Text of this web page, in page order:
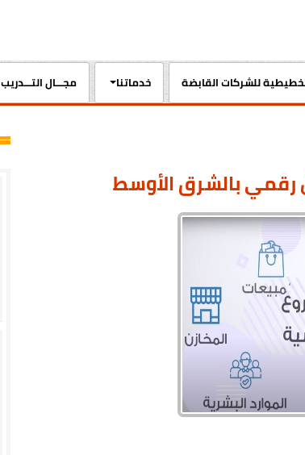
للشركات القابضة خدماتنا مجـــال التـــدريب
رقمي بالشرق الأوسط